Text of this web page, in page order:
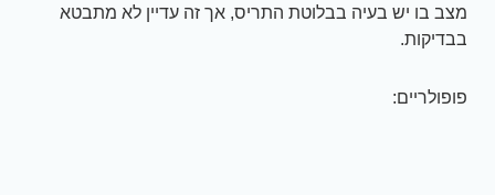
מצב בו יש בעיה בבלוטת התריס, אך זה עדיין לא מתבטא
בבדיקות.
פופולריים: